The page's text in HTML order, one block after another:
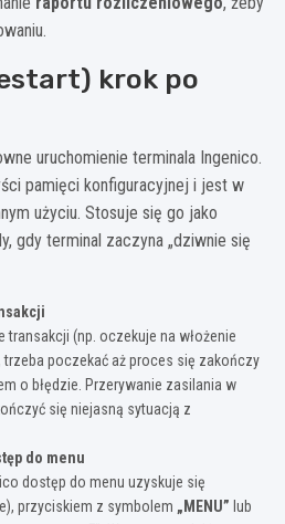
krok po
uruchomienie terminala Ingenico.
pamięci konfiguracyjnej i jest w
użyciu. Stosuje się go jako
gdy terminal zaczyna „dziwnie się
(np. oczekuje na włożenie
trzeba poczekać aż proces się zakończy
o błędzie. Przerywanie zasilania w
się niejasną sytuacją z
do menu
dostęp do menu uzyskuje się
przyciskiem z symbolem „MENU” lub